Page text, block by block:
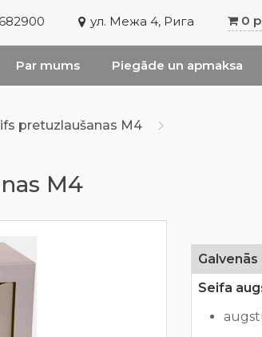
ул. Межа 4, Рига 0
Par mums Piegāde un apmaksa
pretuzlaušanas М4
М4
Seifa